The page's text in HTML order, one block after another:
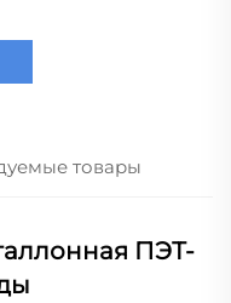
товары
ПЭТ-